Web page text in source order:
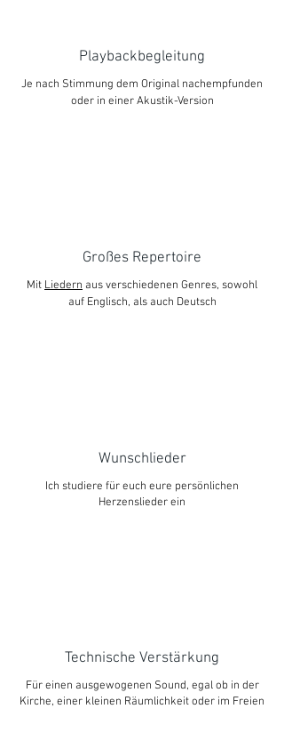
Playbackbegleitung
Je nach Stimmung dem Original nachempfunden
oder in einer Akustik-Version
Großes Repertoire
Mit Liedern aus verschiedenen Genres, sowohl
auf Englisch, als auch Deutsch
Wunschlieder
Ich studiere für euch eure persönlichen
Herzenslieder ein
Technische Verstärkung
Für einen ausgewogenen Sound, egal ob in der
Kirche, einer kleinen Räumlichkeit oder im Freien